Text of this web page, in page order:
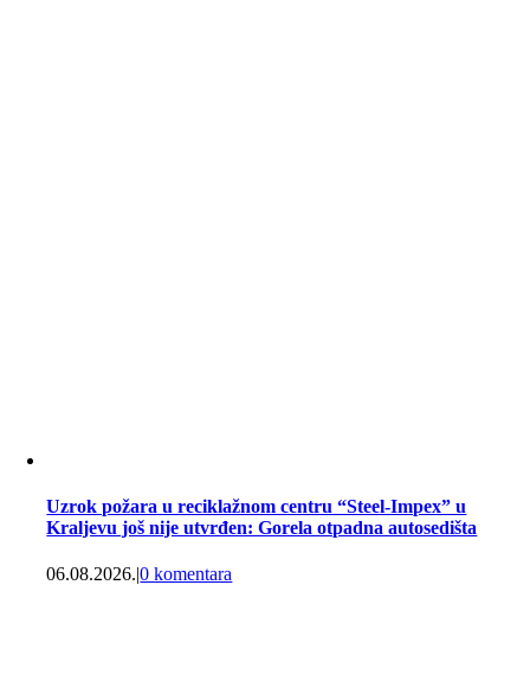
Uzrok požara u reciklažnom centru “Steel-Impex” u
Kraljevu još nije utvrđen: Gorela otpadna autosedišta
06.08.2026.|0 komentara